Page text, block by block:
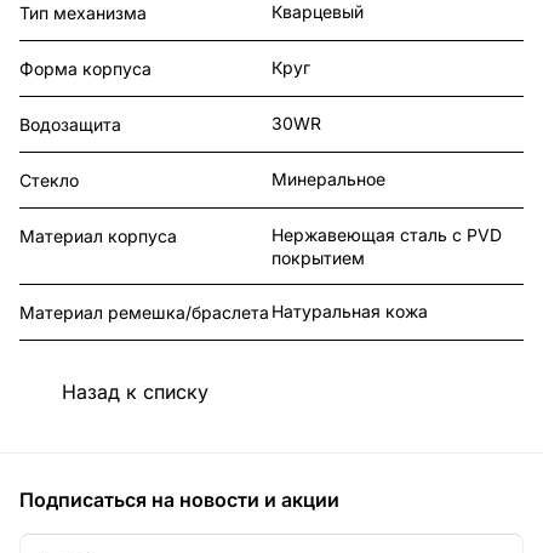
Тип механизма Кварцевый
Форма корпуса Круг
Водозащита 30WR
Стекло Минеральное
Материал корпуса
Нержавеющая сталь с PVD
покрытием
Материал ремешка/браслета Натуральная кожа
Назад к списку
Подписаться на новости и акции